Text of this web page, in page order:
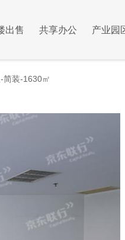
出售 共享办公 产业园
简装-1630㎡